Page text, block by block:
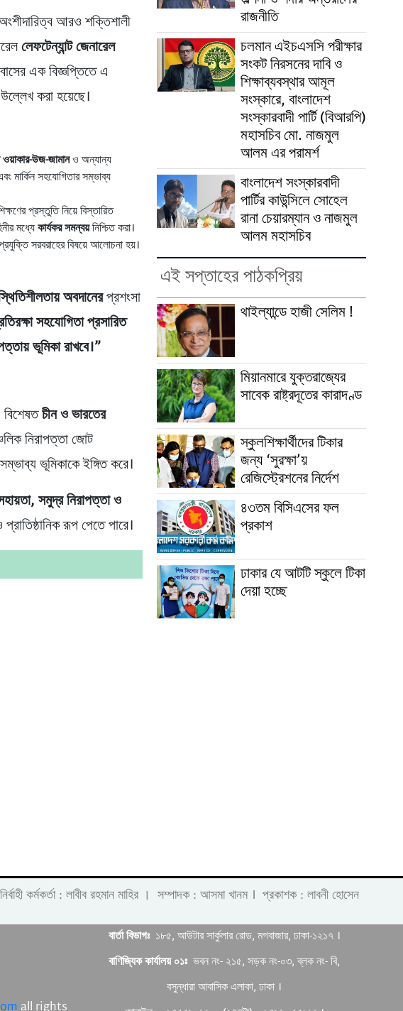
আরও শক্তিশালী
লেফটেন্যান্ট জেনারেল
এক বিজ্ঞপ্তিতে এ
করা হয়েছে।
উজ-জামানও অন্যান্য
মার্কিন সহযোগিতার সম্ভাব্য
প্রস্তুতি নিয়ে বিস্তারিত
মধ্যেকার্যকর সমন্বয়নিশ্চিত করা।
প্রযুক্তি সরবরাহের বিষয়ে আলোচনা হয়।
অবদানেরপ্রশংসা
সহযোগিতা প্রসারিত
ভূমিকা রাখবে।”
চীন ও ভারতের
নিরাপত্তা জোট
ভূমিকাকে ইঙ্গিত করে।
সমুদ্র নিরাপত্তা ও
রূপ পেতে পারে।
রাজনীতি
চলমান এইচএসসি পরীক্ষার
সংকট নিরসনের দাবি ও
শিক্ষাব্যবস্থার আমূল
সংস্কারে, বাংলাদেশ
সংস্কারবাদী পার্টি (বিআরপি)
মহাসচিব মো. নাজমুল
আলম এর পরামর্শ
বাংলাদেশ সংস্কারবাদী
পার্টির কাউন্সিলে সোহেল
রানা চেয়ারম্যান ও নাজমুল
আলম মহাসচিব
এই সপ্তাহের পাঠকপ্রিয়
থাইল্যান্ডে হাজী সেলিম !
মিয়ানমারে যুক্তরাজ্যের
সাবেক রাষ্ট্রদূতের কারাদণ্ড
স্কুলশিক্ষার্থীদের টিকার
জন্য ‘সুরক্ষা’য়
রেজিস্ট্রেশনের নির্দেশ
৪৩তম বিসিএসের ফল
প্রকাশ
ঢাকার যে আটটি স্কুলে টিকা
দেয়া হচ্ছে
কর্মকর্তা : লাবীব রহমান মাহির । সম্পাদক : আসমা খানম । প্রকাশক : লাবনী হোসেন
বার্তা বিভাগঃ১৮৫, আউটার সার্কুলার রোড, মগবাজার, ঢাকা-১২১৭ ।
বাণিজ্যিক কার্যালয় ০১ঃভবন নং- ২১৫, সড়ক নং-০৩, ব্লক নং- বি,
বসুন্ধারা আবাসিক এলাকা, ঢাকা ।